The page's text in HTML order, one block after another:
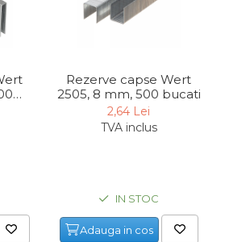
Rezerve capse Wert
2505, 8 mm, 500 bucati
2,64 Lei
TVA inclus
IN STOC
Adauga in cos